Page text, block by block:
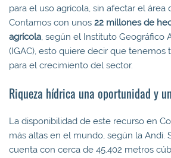
para el uso agrícola, sin afectar el área
Contamos con unos 22 millones de
agrícola, según el Instituto Geográfico
(IGAC), esto quiere decir que
para el crecimiento del sector.
Riqueza hídrica una oportunidad y
La disponibilidad de este recurso en
más altas en el mundo, según la Andi.
cuenta con cerca de 45.402 metros